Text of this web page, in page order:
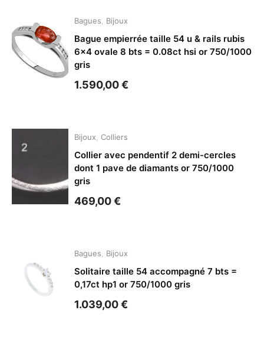
Bagues Bijoux
Bague empierrée taille 54 u & rails rubis
6×4 ovale 8 bts = 0.08ct hsi or 750/1000
gris
1.590,00€
Bijoux Colliers
Collier avec pendentif 2 demi-cercles
dont 1 pave de diamants or 750/1000
gris
469,00€
Bagues Bijoux
Solitaire taille 54 accompagné 7 bts =
0,17ct hp1 or 750/1000 gris
1.039,00€